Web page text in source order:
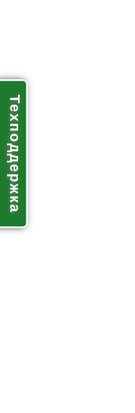
Техподдержка